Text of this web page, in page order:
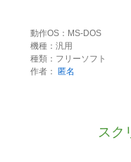
動作OS：MS-DOS
機種：汎用
種類：フリーソフト
作者：
匿名
スク